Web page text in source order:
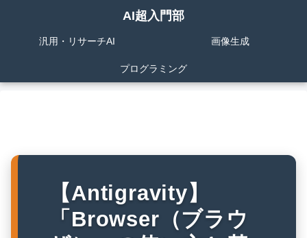
AI超入門部
汎用・リサーチAI 画像生成
プログラミング
【Antigravity】
「Browser（ブラウ